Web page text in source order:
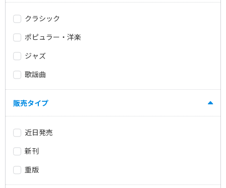
クラシック
ポピュラー・洋楽
ジャズ
歌謡曲
販売タイプ
近日発売
新刊
重版